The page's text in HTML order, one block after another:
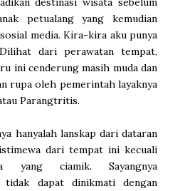
petualang yang kemudian
media. Kira-kira aku punya
dari perawatan tempat,
ini cenderung masih muda dan
rupa oleh pemerintah layaknya
Parangtritis.
hanyalah lanskap dari dataran
dari tempat ini kecuali
yang ciamik. Sayangnya
tidak dapat dinikmati dengan